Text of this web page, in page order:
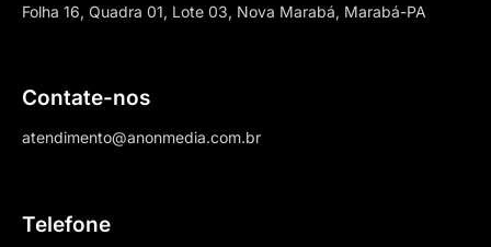
Folha 16, Quadra 01, Lote 03, Nova Marabá, Marabá-PA
Contate-nos
atendimento@anonmedia.com.br
Telefone